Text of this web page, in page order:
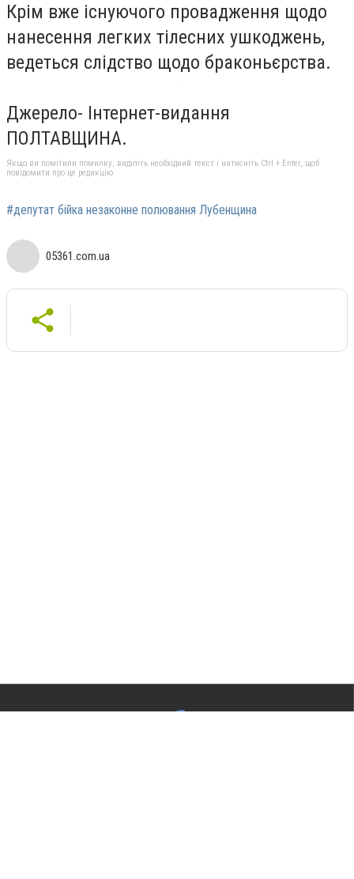
Крім вже існуючого провадження щодо
нанесення легких тілесних ушкоджень,
ведеться слідство щодо браконьєрства.
Джерело- Інтернет-видання
ПОЛТАВЩИНА.
Якщо ви помітили помилку, виділіть необхідний текст і натисніть Ctrl + Enter, щоб
повідомити про це редакцію
#депутат бійка незаконне полювання Лубенщина
05361.com.ua